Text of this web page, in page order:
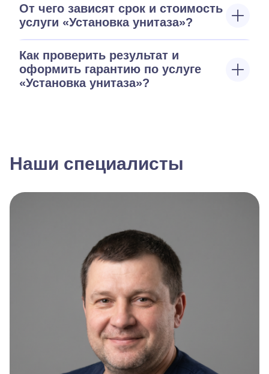
От чего зависят срок и стоимость
услуги «Установка унитаза»?
Как проверить результат и
оформить гарантию по услуге
«Установка унитаза»?
Наши специалисты